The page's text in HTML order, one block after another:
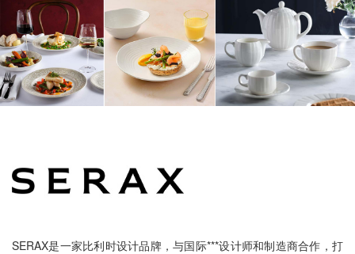
SERAX是一家比利时设计品牌，与国际***设计师和制造商合作，打